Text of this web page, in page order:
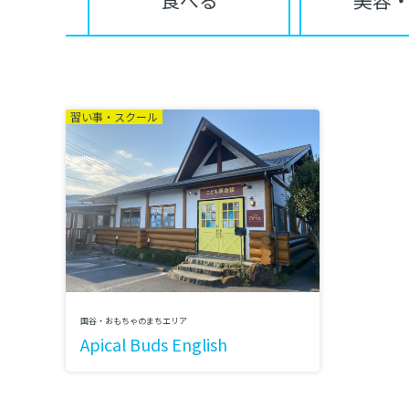
習い事・スクール
国谷・おもちゃのまちエリア
Apical Buds English